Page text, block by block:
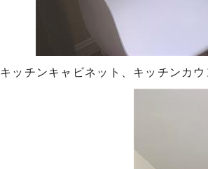
キッチンキャビネット、キッチンカ